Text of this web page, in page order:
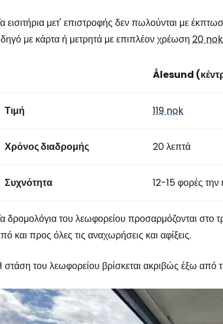
εισιτήρια μετ' επιστροφής δεν πωλούνται με
με κάρτα ή μετρητά με επιπλέον χρέωση 20 nok
Ålesund
Τιμή 119 nok
Χρόνος διαδρομής 20 λεπτά
Συχνότητα 12-15 φορές την
δρομολόγια του λεωφορείου προσαρμόζονται στο
και προς όλες τις αναχωρήσεις και αφίξεις.
στάση του λεωφορείου βρίσκεται ακριβώς έξω από